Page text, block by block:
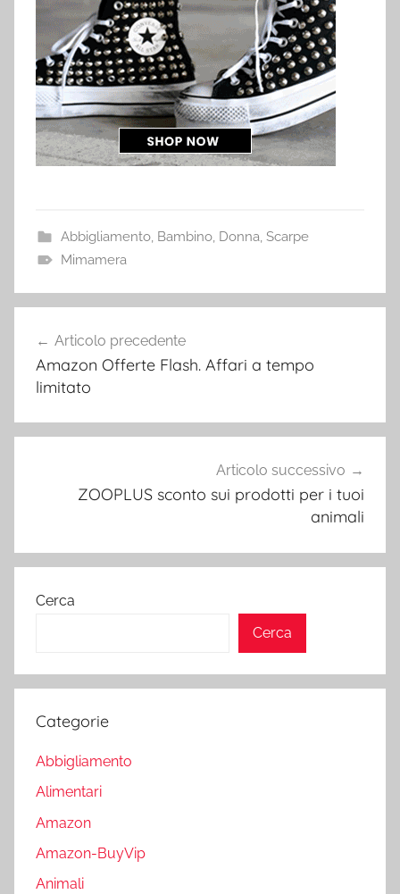
Abbigliamento, Bambino, Donna Scarpe
Mimamera
articoli
Articolo precedente
Amazon Offerte Flash. Affari a tempo
limitato
Articolo successivo
ZOOPLUS sconto sui prodotti per i tuoi
animali
Cerca
Cerca
Categorie
Abbigliamento
Alimentari
Amazon
Amazon-BuyVip
Animali